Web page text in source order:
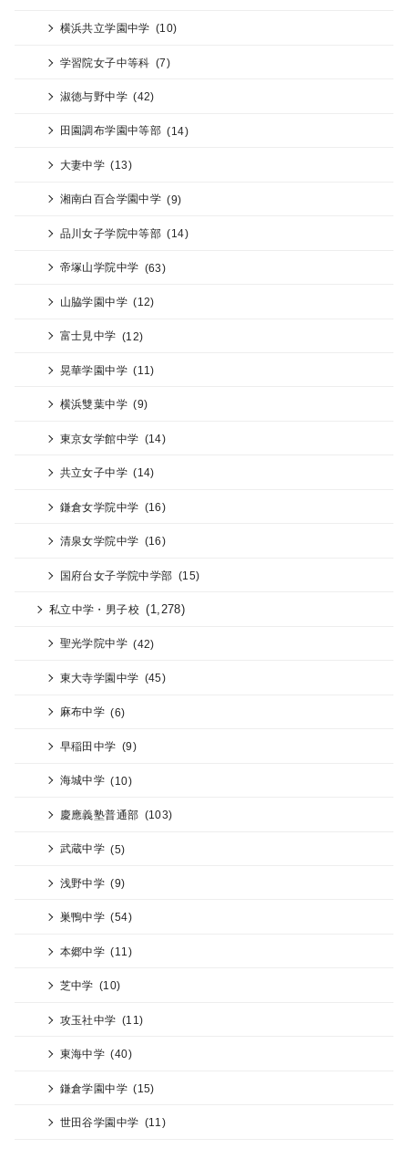
横浜共立学園中学 (10)
学習院女子中等科 (7)
淑徳与野中学 (42)
田園調布学園中等部 (14)
大妻中学 (13)
湘南白百合学園中学 (9)
品川女子学院中等部 (14)
帝塚山学院中学 (63)
山脇学園中学 (12)
富士見中学 (12)
晃華学園中学 (11)
横浜雙葉中学 (9)
東京女学館中学 (14)
共立女子中学 (14)
鎌倉女学院中学 (16)
清泉女学院中学 (16)
国府台女子学院中学部 (15)
私立中学・男子校 (1,278)
聖光学院中学 (42)
東大寺学園中学 (45)
麻布中学 (6)
早稲田中学 (9)
海城中学 (10)
慶應義塾普通部 (103)
武蔵中学 (5)
浅野中学 (9)
巣鴨中学 (54)
本郷中学 (11)
芝中学 (10)
攻玉社中学 (11)
東海中学 (40)
鎌倉学園中学 (15)
世田谷学園中学 (11)